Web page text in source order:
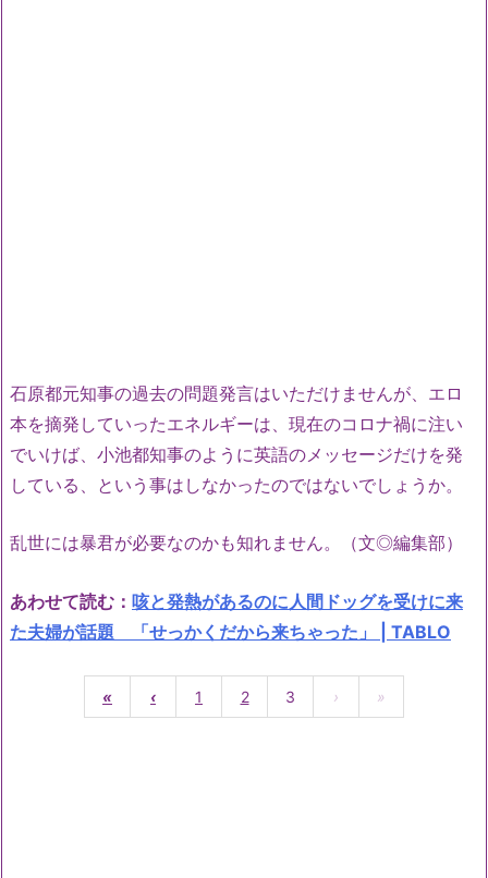
石原都元知事の過去の問題発言はいただけませんが、エロ
本を摘発していったエネルギーは、現在のコロナ禍に注い
でいけば、小池都知事のように英語のメッセージだけを発
している、という事はしなかったのではないでしょうか。
乱世には暴君が必要なのかも知れません。（文◎編集部）
あわせて読む： 咳と発熱があるのに人間ドッグを受けに来
た夫婦が話題 「せっかくだから来ちゃった」 | TABLO
« ‹ 1 2 3 › »